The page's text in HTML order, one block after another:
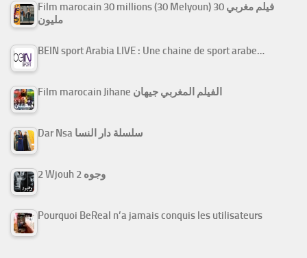
Film marocain 30 millions (30 Melyoun) فيلم مغربي 30
مليون
BEIN sport Arabia LIVE : Une chaine de sport arabe…
Film marocain Jihane الفيلم المغربي جيهان
Dar Nsa سلسلة دار النسا
2 Wjouh 2 وجوه
Pourquoi BeReal n’a jamais conquis les utilisateurs